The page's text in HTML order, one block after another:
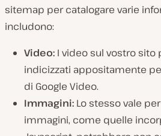
sitemap per catalogare varie
includono:
Video: I video sul vostro sito
indicizzati appositamente
di Google Video.
Immagini: Lo stesso vale
immagini, come quelle